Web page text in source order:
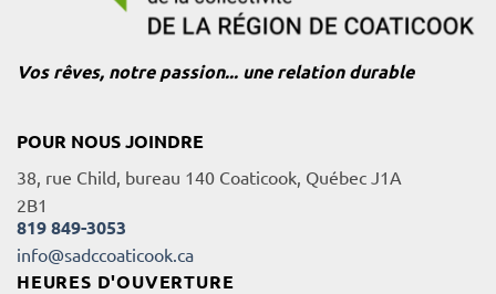
Vos rêves, notre passion... une relation durable
POUR NOUS JOINDRE
38, rue Child, bureau 140 Coaticook, Québec J1A
2B1
819 849-3053
info@sadccoaticook.ca
HEURES D'OUVERTURE